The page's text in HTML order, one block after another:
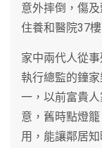
意外摔倒，傷
住養和醫院37
家中兩代人從
執行總監的鐘
一，以前富貴
意，舊時點燈
用，能讓鄰居